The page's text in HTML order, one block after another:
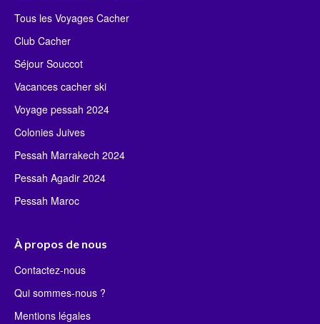
Tous les Voyages Cacher
Club Cacher
Séjour Souccot
Vacances cacher ski
Voyage pessah 2024
Colonies Juives
Pessah Marrakech 2024
Pessah Agadir 2024
Pessah Maroc
À propos de nous
Contactez-nous
Qui sommes-nous ?
Mentions légales